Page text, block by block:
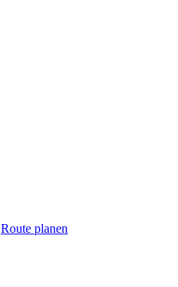
Route planen